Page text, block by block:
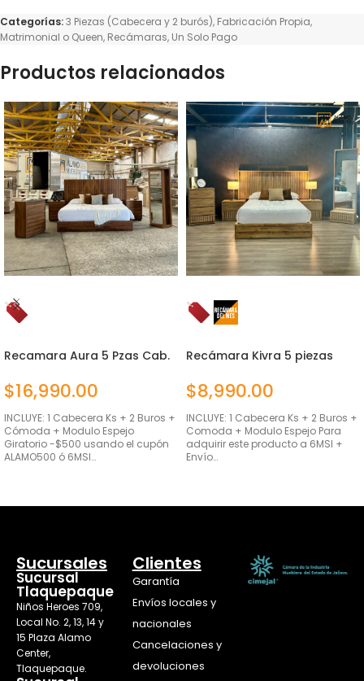
Categorías:3 Piezas (Cabecera y 2 burós), Fabricación Propia,
Matrimonial o Queen, Recámaras, Un Solo Pago
Productos relacionados
Recamara Aura 5 Pzas Cab.
$16,990.00
INCLUYE: 1 Cabecera Ks + 2 Buros +
Cómoda + Modulo Espejo
Giratorio -$500 usando el cupón
ALAMO500 ó 6MSI…
Recámara Kivra 5 piezas
$8,990.00
INCLUYE: 1 Cabecera Ks + 2 Buros +
Comoda + Modulo Espejo Para
adquirir este producto a 6MSI +
Envío…
Sucursales
Sucursal
Tlaquepaque
Niños Heroes 709,
Local No. 2, 13, 14 y
15 Plaza Alamo
Center,
Tlaquepaque.
Clientes
Garantía
Envíos locales y
nacionales
Cancelaciones y
devoluciones